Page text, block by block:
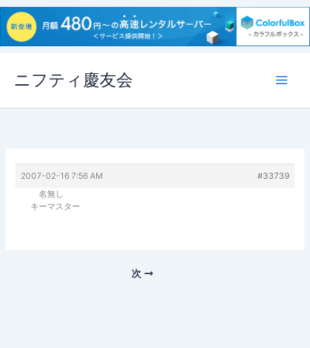
ス
ニフティ慶友会
2007-02-16 7:56 AM
#33739
名無し
キーマスター
次